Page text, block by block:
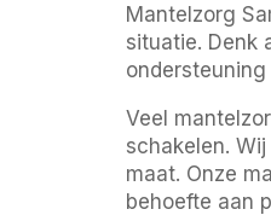
Mantelzorg
situatie. Denk
ondersteuning
Veel
schakelen.
maat. Onze
behoefte aan